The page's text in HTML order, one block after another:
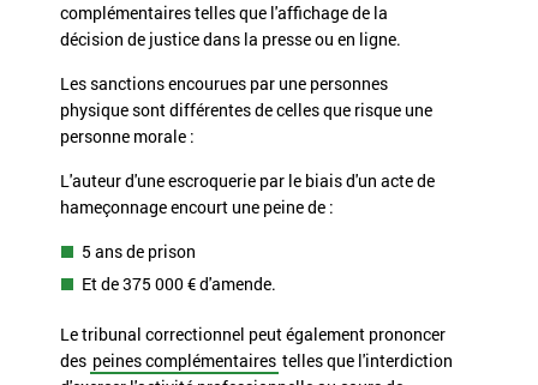
complémentaires telles que l'affichage de la
décision de justice dans la presse ou en ligne.
Les sanctions encourues par une personnes
physique sont différentes de celles que risque une
personne morale :
L'auteur d'une escroquerie par le biais d'un acte de
hameçonnage encourt une peine de :
5 ans de prison
Et de375 000 €d'amende.
Le tribunal correctionnel peut également prononcer
des peines complémentaires telles que l'interdiction